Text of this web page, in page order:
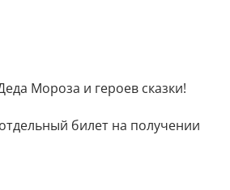
Мороза и героев сказки!
билет на получении